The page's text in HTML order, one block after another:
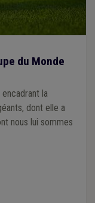
du Monde
la
dont elle a
nous lui sommes